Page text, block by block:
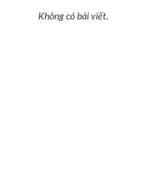
Không có bài viết.